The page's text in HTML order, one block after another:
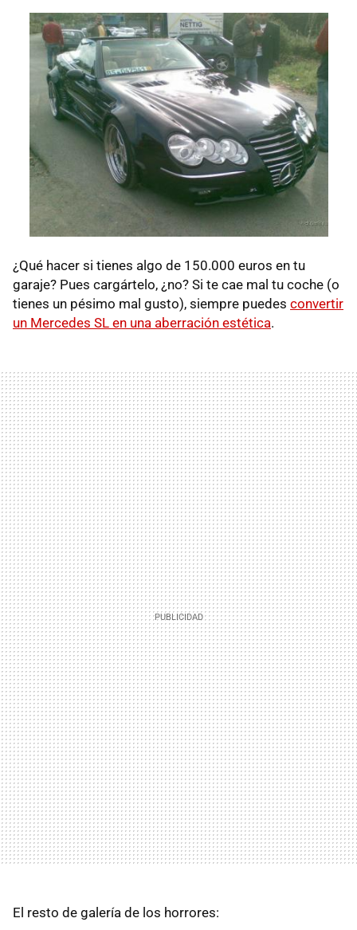
¿Qué hacer si tienes algo de 150.000 euros en tu
garaje? Pues cargártelo, ¿no? Si te cae mal tu coche (o
tienes un pésimo mal gusto), siempre puedes convertir
un Mercedes SL en una aberración estética.
El resto de galería de los horrores: